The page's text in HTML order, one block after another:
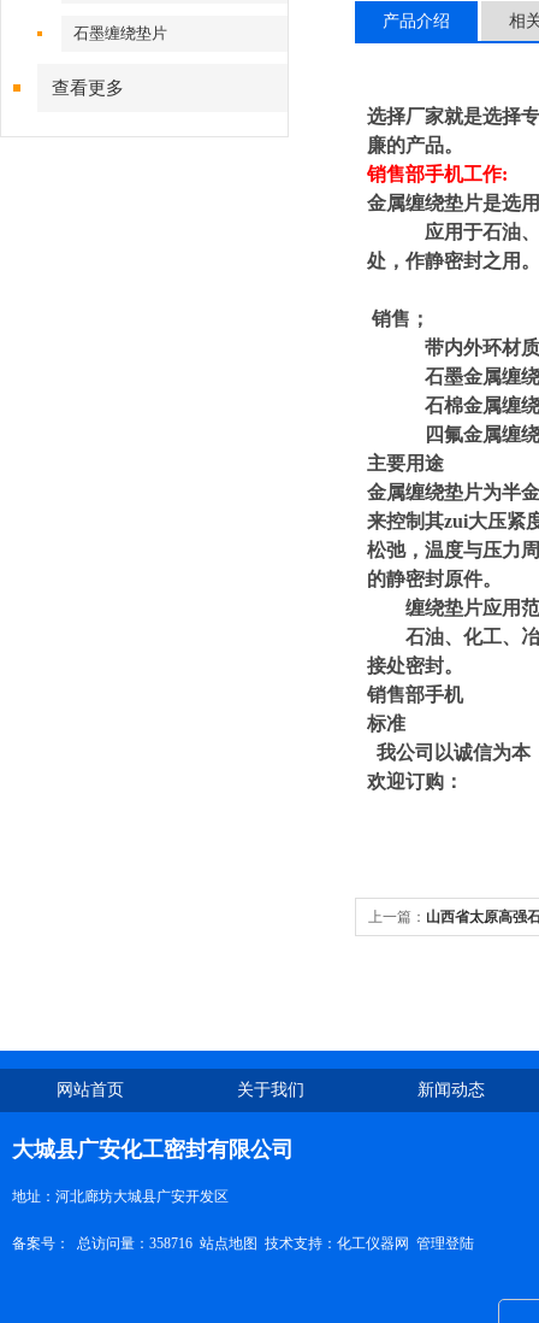
石墨缠绕垫片
查看更多
产品介绍 相
选择厂家就是选择
廉的产品。
销售部手机工作:
金属缠绕垫片是选
应用于石油、化
处，作静密封之用
销售；
带内外环材质：
石墨金属缠绕垫
石棉金属缠绕垫
四氟金属缠绕垫
主要用途
金属缠绕垫片为半
来控制其zui大压紧
松弛，温度与压力
的静密封原件。
缠绕垫片应用范
石油、化工、冶
接处密封。
销售部手机
标准
我公司以诚信为本
欢迎订购：
上一篇： 山西省太原高强
网站首页 关于我们 新闻动态
大城县广安化工密封有限公司
地址：河北廊坊大城县广安开发区
备案号： 总访问量：358716 站点地图 技术支持： 化工仪器网 管理登陆